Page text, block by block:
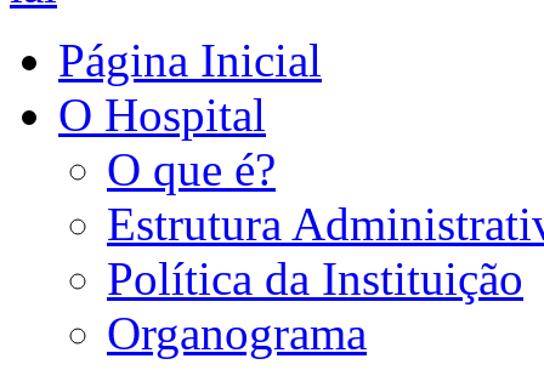
Página Inicial
O Hospital
O que é?
Estrutura
Política da Instituição
Organograma